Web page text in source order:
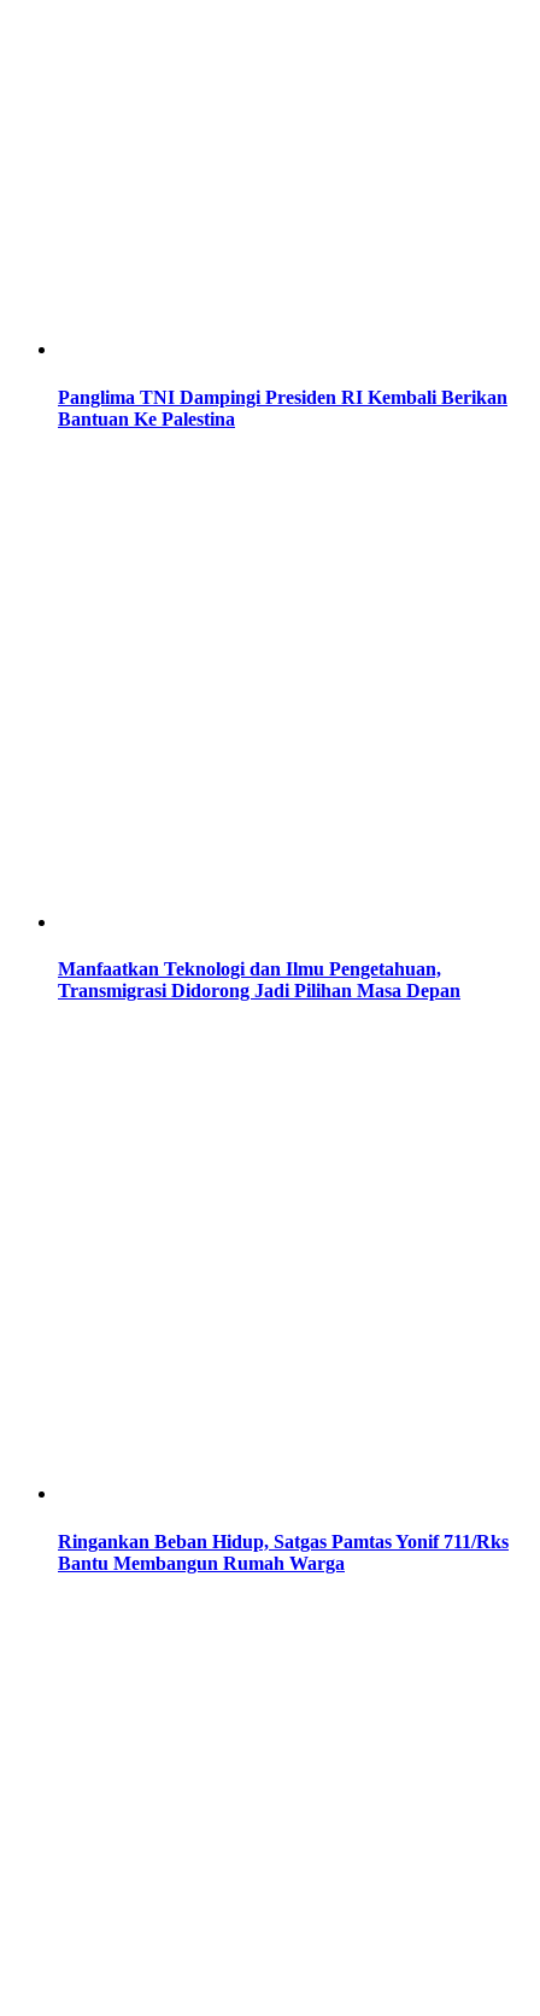
Panglima TNI Dampingi Presiden RI Kembali Berikan
Bantuan Ke Palestina
Manfaatkan Teknologi dan Ilmu Pengetahuan,
Transmigrasi Didorong Jadi Pilihan Masa Depan
Ringankan Beban Hidup, Satgas Pamtas Yonif 711/Rks
Bantu Membangun Rumah Warga